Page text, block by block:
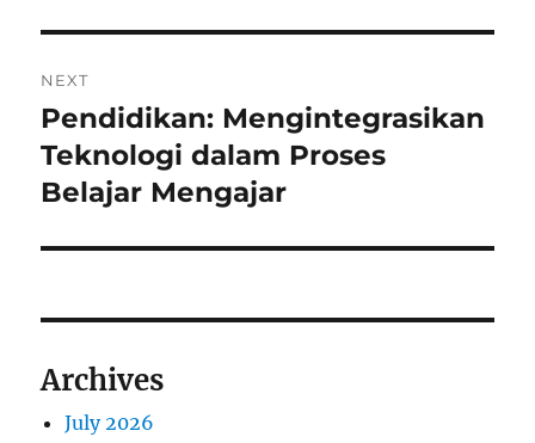
NEXT
Next
post:
Pendidikan: Mengintegrasikan
Teknologi dalam Proses
Belajar Mengajar
Archives
July 2026